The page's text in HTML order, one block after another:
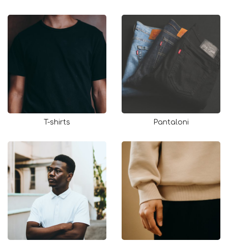
T-shirts Pantaloni